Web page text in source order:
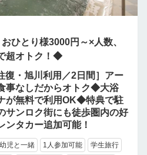
ひとり様3000円～×人数、
超オトク！◆
復・旭川利用／2日間］アー
事なしだからオトク◆大浴
が無料で利用OK◆特典で駐
ンロク街にも徒歩圏内の好
タカー追加可能！
幼児と一緒 1人参加可能
学生旅行